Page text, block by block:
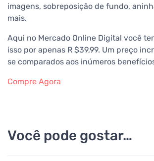
imagens, sobreposição de fundo,
mais.
Aqui no Mercado Online Digital você
isso por apenas R $39,99. Um preço
se comparados aos inúmeros
Compre Agora
Você pode gostar…